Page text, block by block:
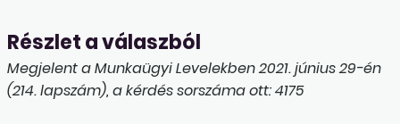
Részlet a válaszból
Megjelent a Munkaügyi Levelekben 2021. június 29-én
(214. lapszám), a kérdés sorszáma ott: 4175